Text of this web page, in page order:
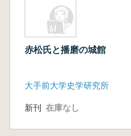
赤松氏と播磨の城館
大手前大学史学研究所
新刊 在庫なし